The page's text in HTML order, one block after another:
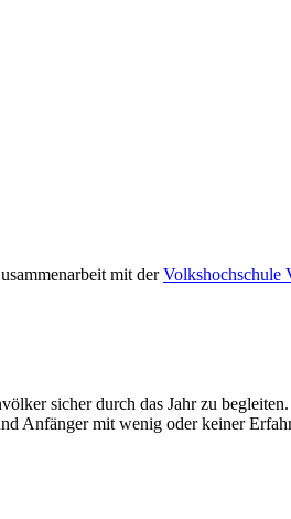
mit derVolkshochschule
sicher durch das Jahr zu
Anfänger mit wenig oder keiner